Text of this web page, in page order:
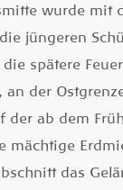
wurde mit
jüngeren
spätere
der
ab dem
mächtige
das